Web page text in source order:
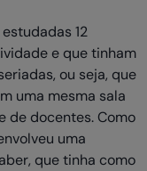
12
e que tinham
ou seja, que
uma mesma sala
de docentes. Como
uma
que tinha como